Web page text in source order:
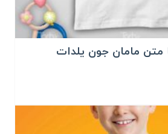
متن مامان جون یلدات